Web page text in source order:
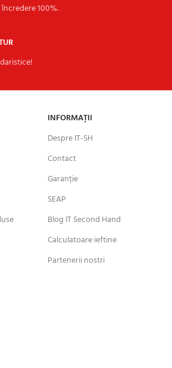
100%.
INFORMAȚII
Despre IT-SH
Contact
Garanție
SEAP
Blog IT Second Hand
Calculatoare ieftine
Partenerii nostri